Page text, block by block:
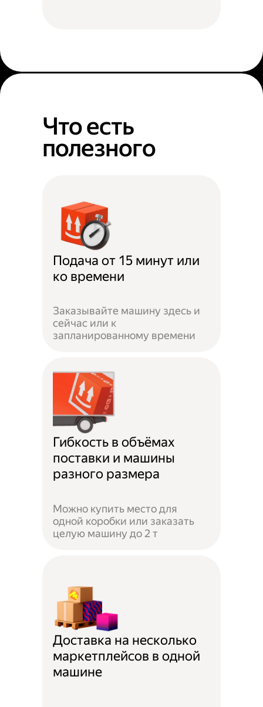
Что есть
полезного
Подача от 15 минут или
ко времени
Заказывайте машину здесь и
сейчас или к
запланированному времени
Гибкость в объёмах
поставки и машины
разного размера
Можно купить место для
одной коробки или заказать
целую машину до 2 т
Доставка на несколько
маркетплейсов в одной
машине